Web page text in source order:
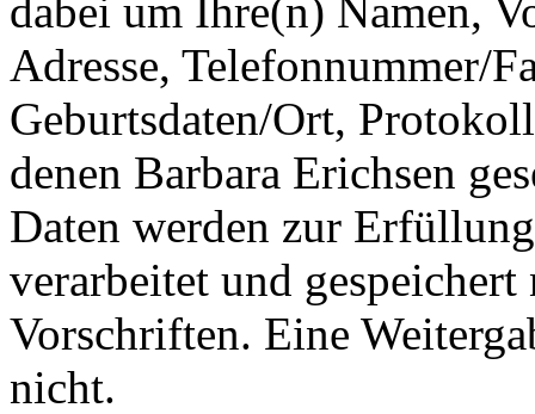
dabei um Ihre(n) Namen,
Adresse, Telefonnummer/
Geburtsdaten/Ort,
denen Barbara Erichsen
Daten werden zur
verarbeitet und gespeichert
Vorschriften. Eine
nicht.